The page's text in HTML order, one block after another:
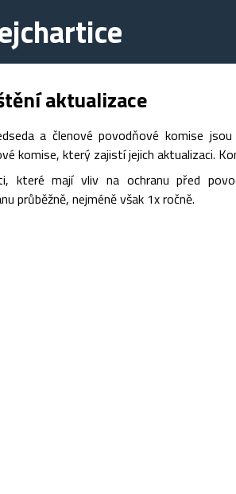
aktualizace
a členové povodňové komise
komise, který zajistí jejich aktualizaci.
které mají vliv na ochranu před
průběžně, nejméně však 1x ročně.